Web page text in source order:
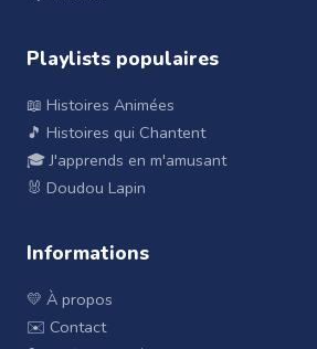
Playlists populaires
📖 Histoires Animées
🎵 Histoires qui Chantent
🎓 J'apprends en m'amusant
🐰 Doudou Lapin
Informations
💛 À propos
✉️ Contact